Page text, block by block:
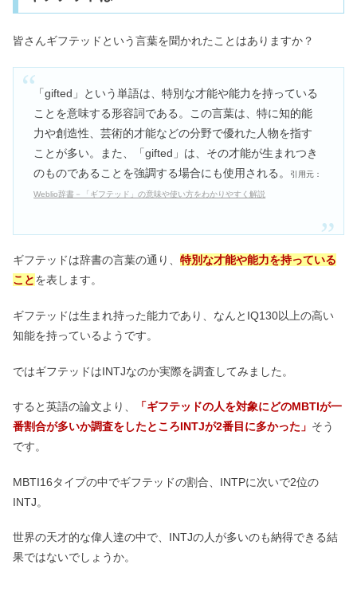
皆さんギフテッドという言葉を聞かれたことはありますか？
「gifted」という単語は、特別な才能や能力を持っている
ことを意味する形容詞である。この言葉は、特に知的能
力や創造性、芸術的才能などの分野で優れた人物を指す
ことが多い。また、「gifted」は、その才能が生まれつき
のものであることを強調する場合にも使用される。
引用元：
Weblio辞書－「ギフテッド」の意味や使い方をわかりやすく解説
ギフテッドは辞書の言葉の通り、 特別な才能や能力を持っている
ことを表します。
ギフテッドは生まれ持った能力であり、なんとIQ130以上の高い
知能を持っているようです。
ではギフテッドはINTJなのか実際を調査してみました。
すると英語の論文より、
「ギフテッドの人を対象にどのMBTIが一
番割合が多いか調査をしたところINTJが2番目に多かった」 そう
です。
MBTI16タイプの中でギフテッドの割合、INTPに次いで2位の
INTJ。
世界の天才的な偉人達の中で、INTJの人が多いのも納得できる結
果ではないでしょうか。